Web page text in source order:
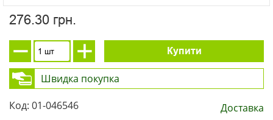
276.30 грн.
Купити
Швидка покупка
Код: 01-046546
Доставка